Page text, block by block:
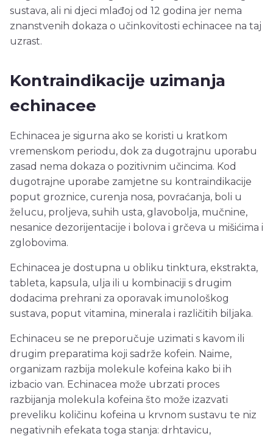
sustava, ali ni djeci mlađoj od 12 godina jer nema
znanstvenih dokaza o učinkovitosti echinacee na taj
uzrast.
Kontraindikacije uzimanja
echinacee
Echinacea je sigurna ako se koristi u kratkom
vremenskom periodu, dok za dugotrajnu uporabu
zasad nema dokaza o pozitivnim učincima. Kod
dugotrajne uporabe zamjetne su kontraindikacije
poput groznice, curenja nosa, povraćanja, boli u
želucu, proljeva, suhih usta, glavobolja, mučnine,
nesanice dezorijentacije i bolova i grčeva u mišićima i
zglobovima.
Echinacea je dostupna u obliku tinktura, ekstrakta,
tableta, kapsula, ulja ili u kombinaciji s drugim
dodacima prehrani za oporavak imunološkog
sustava, poput vitamina, minerala i različitih biljaka.
Echinaceu se ne preporučuje uzimati s kavom ili
drugim preparatima koji sadrže kofein. Naime,
organizam razbija molekule kofeina kako bi ih
izbacio van. Echinacea može ubrzati proces
razbijanja molekula kofeina što može izazvati
preveliku količinu kofeina u krvnom sustavu te niz
negativnih efekata toga stanja: drhtavicu,